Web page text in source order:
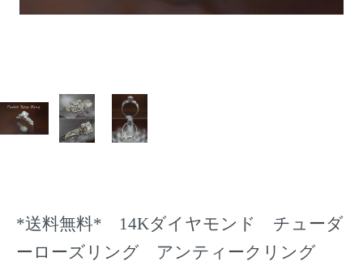
*送料無料* 14Kダイヤモンド チューダ
ーローズリング アンティークリング